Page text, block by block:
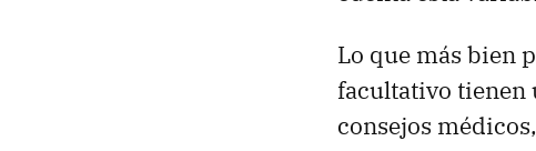
Lo que más bien
facultativo tienen
consejos